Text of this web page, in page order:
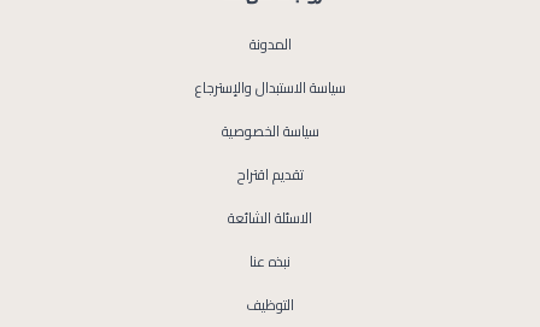
المدونة
سياسة الاستبدال والإسترجاع
سياسة الخصوصية
تقديم اقتراح
الاسئلة الشائعة
نبذه عنا
التوظيف